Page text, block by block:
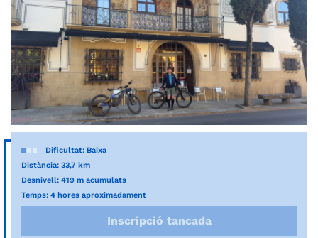
Dificultat: Baixa
Distància: 33,7 km
Desnivell: 419 m acumulats
Temps: 4 hores aproximadament
Inscripció tancada